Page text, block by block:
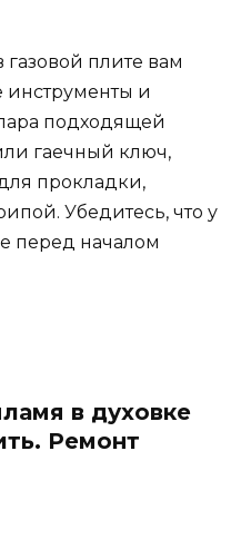
плите вам
и
подходящей
гаечный ключ,
прокладки,
Убедитесь, что у
перед началом
в духовке
Ремонт